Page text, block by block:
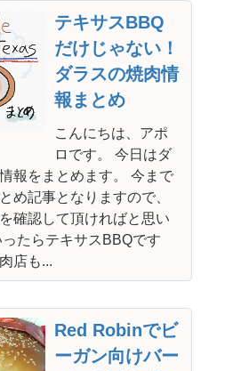
テキサスBBQ
だけじゃない！
ダラスの焼肉情
報まとめ
こんにちは、アポ
ロです。 今日はダ
報をまとめます。 今まで
め記事となりますので、
確認して頂ければと思い
たらテキサスBBQです
店も...
Red Robinでビ
ーガン向けバー